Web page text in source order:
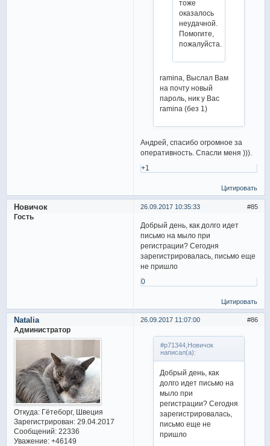
тоже
оказалось
неудачной.
Помогите,
пожалуйста.
ramina, Выслал Вам
на почту новый
пароль, ник у Вас
ramina (без 1)
Андрей, спасибо огромное за
оперативность. Спасли меня ))).
+1
Цитировать
85
26.09.2017 10:35:33
Новичок
Гость
Добрый день, как долго идет
письмо на мыло при
регистрации? Сегодня
зарегистрировалась, письмо еще
не пришло
0
Цитировать
86
26.09.2017 11:07:00
Natalia
Администратор
Откуда:Гётеборг, Швеция
Зарегистрирован: 29.04.2017
Сообщений:22336
Уважение: +46149
#p71344,Новичок
написал(а):
Добрый день, как
долго идет письмо на
мыло при
регистрации? Сегодня
зарегистрировалась,
письмо еще не
пришло